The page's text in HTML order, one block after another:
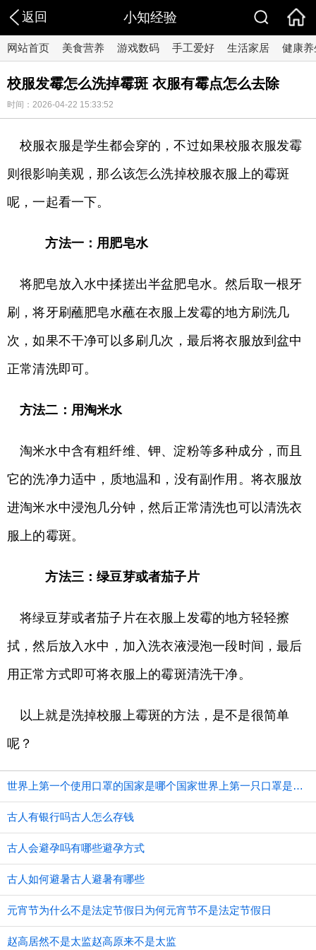
返回 小知经验
网站首页 美食营养 游戏数码 手工爱好 生活家居 健康养
校服发霉怎么洗掉霉斑 衣服有霉点怎么去除
时间：2026-04-22 15:33:52
校服衣服是学生都会穿的，不过如果校服衣服发霉
则很影响美观，那么该怎么洗掉校服衣服上的霉斑
呢，一起看一下。
方法一：用肥皂水
将肥皂放入水中揉搓出半盆肥皂水。然后取一根牙
刷，将牙刷蘸肥皂水蘸在衣服上发霉的地方刷洗几
次，如果不干净可以多刷几次，最后将衣服放到盆中
正常清洗即可。
方法二：用淘米水
淘米水中含有粗纤维、钾、淀粉等多种成分，而且
它的洗净力适中，质地温和，没有副作用。将衣服放
进淘米水中浸泡几分钟，然后正常清洗也可以清洗衣
服上的霉斑。
方法三：绿豆芽或者茄子片
将绿豆芽或者茄子片在衣服上发霉的地方轻轻擦
拭，然后放入水中，加入洗衣液浸泡一段时间，最后
用正常方式即可将衣服上的霉斑清洗干净。
以上就是洗掉校服上霉斑的方法，是不是很简单
呢？
世界上第一个使用口罩的国家是哪个国家世界上第一只口罩是谁发明的
古人有银行吗古人怎么存钱
古人会避孕吗有哪些避孕方式
古人如何避暑古人避暑有哪些
元宵节为什么不是法定节假日为何元宵节不是法定节假日
赵高居然不是太监赵高原来不是太监